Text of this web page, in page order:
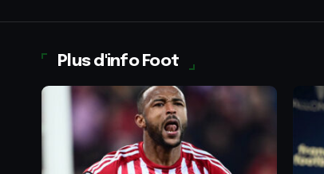
Plus d'info Foot